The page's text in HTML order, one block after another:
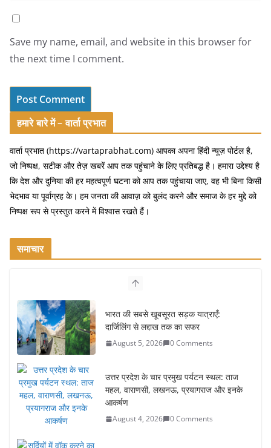
Save my name, email, and website in this browser for
the next time I comment.
हमारे बारे में – वार्ता प्रभात
वार्ता प्रभात (https://vartaprabhat.com) आपका अपना हिंदी न्यूज़ पोर्टल है,
जो निष्पक्ष, सटीक और तेज़ खबरें आप तक पहुंचाने के लिए प्रतिबद्ध है। हमारा उद्देश्य है
कि देश और दुनिया की हर महत्वपूर्ण घटना को आप तक पहुंचाया जाए, वह भी बिना किसी
भेदभाव या पूर्वाग्रह के। हम जनता की आवाज़ को बुलंद करने और समाज के हर मुद्दे को
निष्पक्ष रूप से प्रस्तुत करने में विश्वास रखते हैं।
समाचार
भारत की सबसे खूबसूरत सड़क यात्राएँ:
दार्जिलिंग से लद्दाख तक का सफर
August 5, 2026 0 Comments
उत्तर प्रदेश के चार प्रमुख पर्यटन स्थल: ताज
महल, वाराणसी, लखनऊ, प्रयागराज और इनके
आकर्षण
August 4, 2026 0 Comments